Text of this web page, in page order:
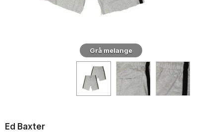
Grå melange
Ed Baxter